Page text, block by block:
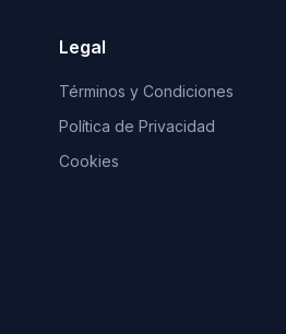
Legal
Términos y Condiciones
Política de Privacidad
Cookies